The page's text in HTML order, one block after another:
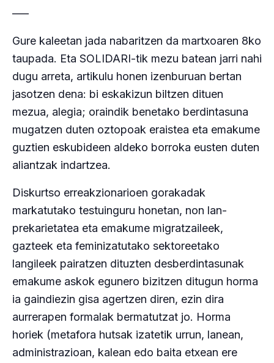
—–
Gure kaleetan jada nabaritzen da martxoaren 8ko
taupada. Eta SOLIDARI-tik mezu batean jarri nahi
dugu arreta, artikulu honen izenburuan bertan
jasotzen dena: bi eskakizun biltzen dituen
mezua, alegia; oraindik benetako berdintasuna
mugatzen duten oztopoak eraistea eta emakume
guztien eskubideen aldeko borroka eusten duten
aliantzak indartzea.
Diskurtso erreakzionarioen gorakadak
markatutako testuinguru honetan, non lan-
prekarietatea eta emakume migratzaileek,
gazteek eta feminizatutako sektoreetako
langileek pairatzen dituzten desberdintasunak
emakume askok egunero bizitzen ditugun horma
ia gaindiezin gisa agertzen diren, ezin dira
aurrerapen formalak bermatutzat jo. Horma
horiek (metafora hutsak izatetik urrun, lanean,
administrazioan, kalean edo baita etxean ere